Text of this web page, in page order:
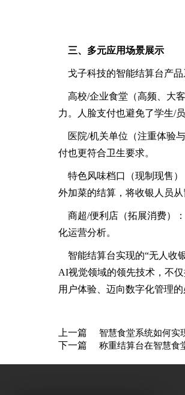
三、多元应用场景展示
戈子科技的智能结算台产
高校/企业食堂（高频、大
力。人脸支付也避免了学生/
医院/机关单位（注重体验
付也更符合卫生要求。
特色风味档口（现制现售
外加菜的结算，将收银人员
商超/便利店（拓展消费）
化运营分析。
智能结算台实现的“无人收
AI视觉领域的领先技术，不
用户体验、迈向数字化管理的
上一篇 智慧食堂系统如何实
下一篇 称重结算台在智慧食